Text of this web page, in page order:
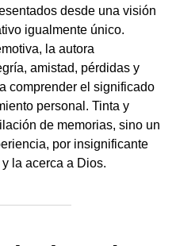
desde una visión
igualmente único.
la autora
amistad, pérdidas y
comprender el significado
personal. Tinta y
de memorias, sino un
por insignificante
la acerca a Dios.